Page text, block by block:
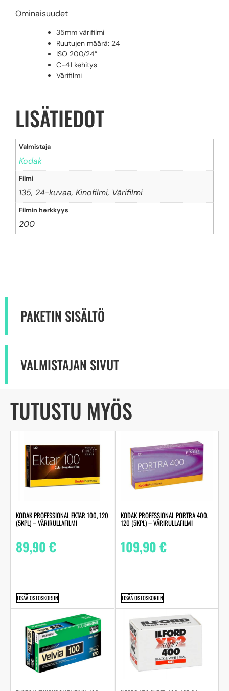
Ominaisuudet
35mm värifilmi
Ruutujen määrä: 24
ISO 200/24°
C-41 kehitys
Värifilmi
LISÄTIEDOT
Valmistaja
Kodak
Filmi
135, 24-kuvaa, Kinofilmi, Värifilmi
Filmin herkkyys
200
PAKETIN SISÄLTÖ
VALMISTAJAN SIVUT
TUTUSTU MYÖS
KODAK PROFESSIONAL EKTAR 100, 120
(5KPL) – VÄRIRULLAFILMI
89,90€
LISÄÄ OSTOSKORIIN
KODAK PROFESSIONAL PORTRA 400,
120 (5KPL) – VÄRIRULLAFILMI
109,90€
LISÄÄ OSTOSKORIIN